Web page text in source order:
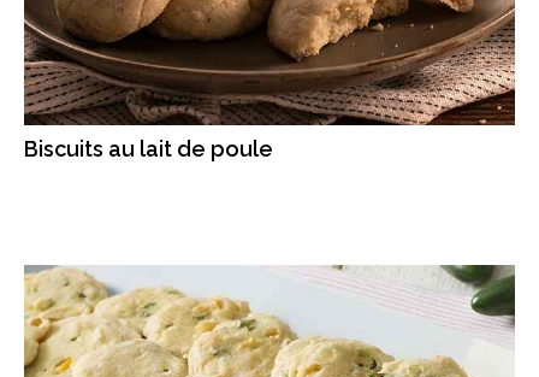
Biscuits au lait de poule